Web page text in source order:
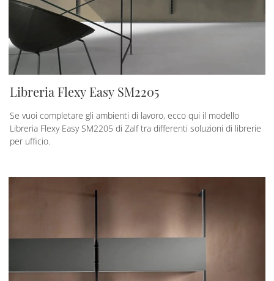
Libreria Flexy Easy SM2205
Se vuoi completare gli ambienti di lavoro, ecco qui il modello
Libreria Flexy Easy SM2205 di Zalf tra differenti soluzioni di librerie
per ufficio.